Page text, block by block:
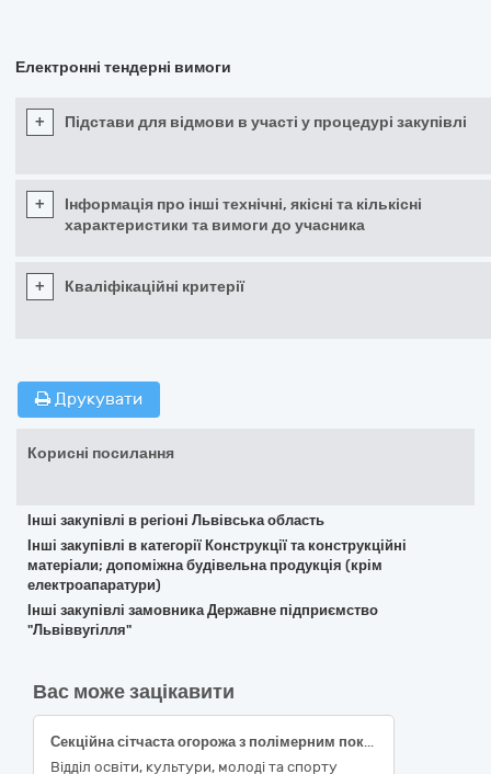
Електронні тендерні вимоги
+ Підстави для відмови в участі у процедурі закупівлі
+
Інформація про інші технічні, якісні та кількісні
характеристики та вимоги до учасника
+ Кваліфікаційні критерії
Друкувати
Корисні посилання
Інші закупівлі в регіоні Львівська область
Інші закупівлі в категорії Конструкції та конструкційні
матеріали; допоміжна будівельна продукція (крім
електроапаратури)
Інші закупівлі замовника Державне підприємство
"Львіввугілля"
Вас може зацікавити
Секційна сітчаста огорожа з полімерним покриттям та супутні вироби в асортименті за ДК 021:2015: 44310000-6 Вироби з дроту
Відділ освіти, культури, молоді та спорту